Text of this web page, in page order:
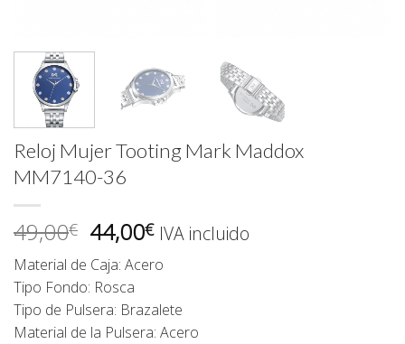
Reloj Mujer Tooting Mark Maddox
MM7140-36
49,00€ El
precio
original
era:
49,00€.
44,00€El
actual
44,00€.
IVA incluido
Material de Caja: Acero
Tipo Fondo: Rosca
Tipo de Pulsera: Brazalete
Material de la Pulsera: Acero